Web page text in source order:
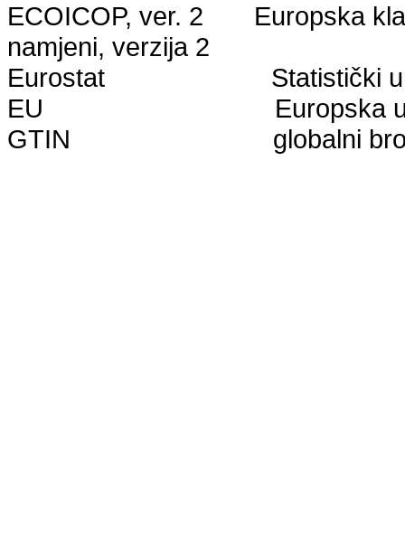
ECOICOP, ver. 2 Europska
namjeni, verzija 2
Eurostat Statistički ured
EU Europska
GTIN globalni broj